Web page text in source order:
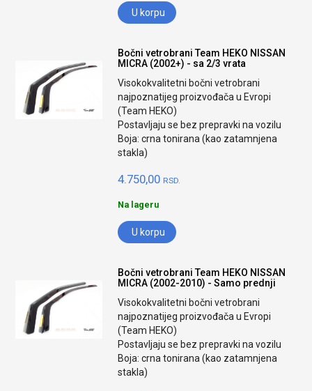
U korpu
Bočni vetrobrani Team HEKO NISSAN
MICRA (2002+) - sa 2/3 vrata
Visokokvalitetni bočni vetrobrani
najpoznatijeg proizvođača u Evropi
(Team HEKO)
Postavljaju se bez prepravki na vozilu
Boja: crna tonirana (kao zatamnjena
stakla)
4.750,00 RSD.
Na lageru
U korpu
Bočni vetrobrani Team HEKO NISSAN
MICRA (2002-2010) - Samo prednji
Visokokvalitetni bočni vetrobrani
najpoznatijeg proizvođača u Evropi
(Team HEKO)
Postavljaju se bez prepravki na vozilu
Boja: crna tonirana (kao zatamnjena
stakla)